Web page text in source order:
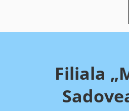
Pagina cititorului
Ştiri şi evenimente
Filiala